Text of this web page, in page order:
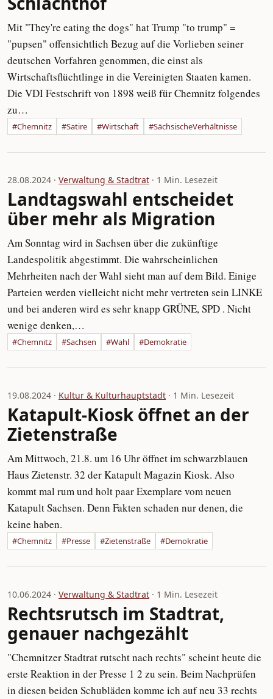
Mit "They're eating the dogs" hat Trump "to trump" =
"pupsen" offensichtlich Bezug auf die Vorlieben seiner
deutschen Vorfahren genommen, die einst als
Wirtschaftsflüchtlinge in die Vereinigten Staaten kamen.
Die VDI Festschrift von 1898 weiß für Chemnitz folgendes
zu…
#Chemnitz #Satire #Wirtschaft #SächsischeVerhältnisse
28.08.2024 · Verwaltung & Stadtrat · 1 Min. Lesezeit
Landtagswahl entscheidet
über mehr als Migration
Am Sonntag wird in Sachsen über die zukünftige
Landespolitik abgestimmt. Die wahrscheinlichen
Mehrheiten nach der Wahl sieht man auf dem Bild. Einige
Parteien werden vielleicht nicht mehr vertreten sein LINKE
und bei anderen wird es sehr knapp GRÜNE, SPD . Nicht
wenige denken,…
#Chemnitz #Sachsen #Wahl #Demokratie
19.08.2024 · Kultur & Kulturhauptstadt · 1 Min. Lesezeit
Katapult-Kiosk öffnet an der
Zietenstraße
Am Mittwoch, 21.8. um 16 Uhr öffnet im schwarzblauen
Haus Zietenstr. 32 der Katapult Magazin Kiosk. Also
kommt mal rum und holt paar Exemplare vom neuen
Katapult Sachsen. Denn Fakten schaden nur denen, die
keine haben.
#Chemnitz #Presse #Zietenstraße #Demokratie
10.06.2024 · Verwaltung & Stadtrat · 1 Min. Lesezeit
Rechtsrutsch im Stadtrat,
genauer nachgezählt
"Chemnitzer Stadtrat rutscht nach rechts" scheint heute die
erste Reaktion in der Presse 1 2 zu sein. Beim Nachprüfen
in diesen beiden Schubläden komme ich auf neu 33 rechts